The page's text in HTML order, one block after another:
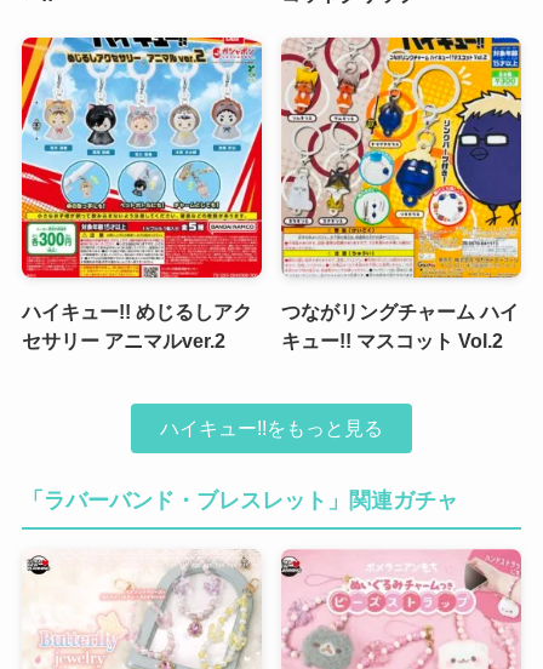
ハイキュー!! めじるしアク
セサリー アニマルver.2
つながリングチャーム ハイ
キュー!! マスコット Vol.2
ハイキュー!!をもっと見る
「ラバーバンド・ブレスレット」関連ガチャ